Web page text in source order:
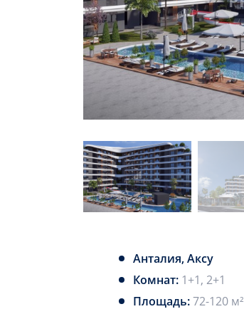
Анталия, Аксу
Комнат: 1+1, 2+1
Площадь:72-120 м²